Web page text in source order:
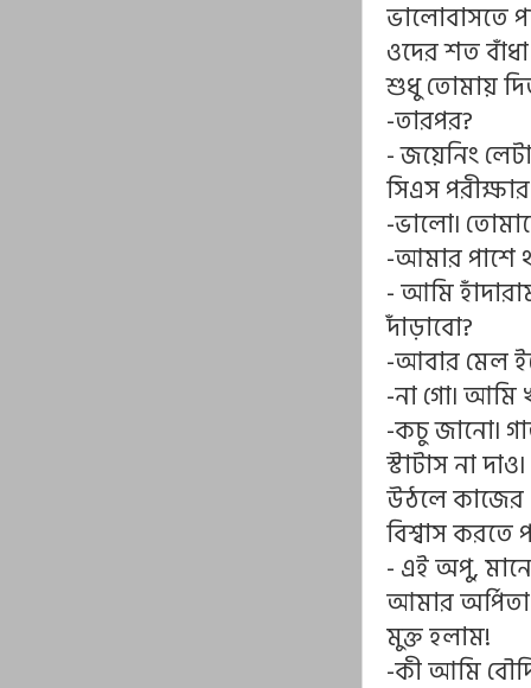
ভালোবাসতে
ওদের শত
শুধু তোমায়
-তারপর?
- জয়েনিং
সিএস পরীক্ষার
-ভালো৷
-আমার পাশে
- আমি
দাঁড়াবো?
-আবার মেল
-না গো৷ আমি
-কচু জানো৷
স্টাটাস না
উঠলে কাজের
বিশ্বাস করতে
- এই অপু,
আমার
মুক্ত হলাম!
-কী আমি